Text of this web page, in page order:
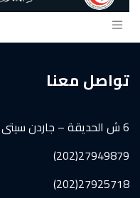
تواصل معنا
6 ش الحديقة – جاردن سيتى – القاهرة
27949879(202)
27925718(202)